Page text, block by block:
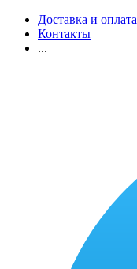
Доставка и оплата
Контакты
...